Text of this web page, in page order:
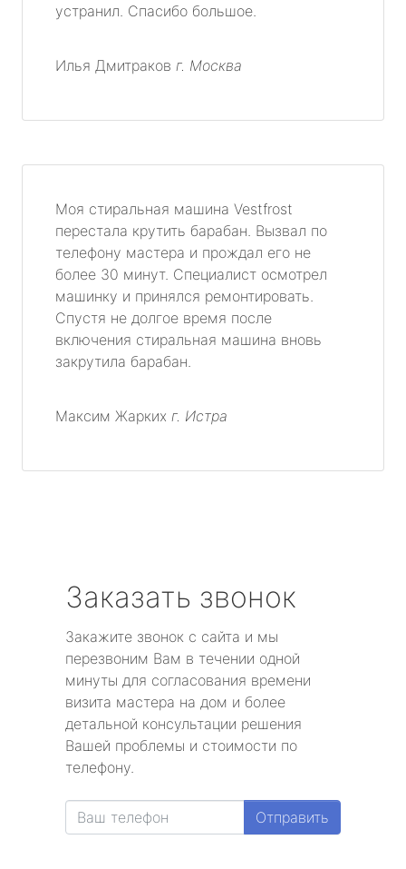
устранил. Спасибо большое.
Илья Дмитраков г. Москва
Моя стиральная машина Vestfrost
перестала крутить барабан. Вызвал по
телефону мастера и прождал его не
более 30 минут. Специалист осмотрел
машинку и принялся ремонтировать.
Спустя не долгое время после
включения стиральная машина вновь
закрутила барабан.
Максим Жарких г. Истра
Заказать звонок
Закажите звонок с сайта и мы
перезвоним Вам в течении одной
минуты для согласования времени
визита мастера на дом и более
детальной консультации решения
Вашей проблемы и стоимости по
телефону.
Отправить